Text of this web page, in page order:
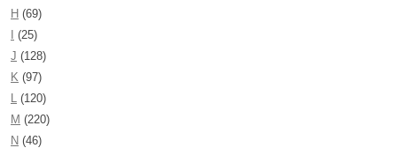
H (69)
(25)
J (128)
K (97)
L (120)
M (220)
N (46)